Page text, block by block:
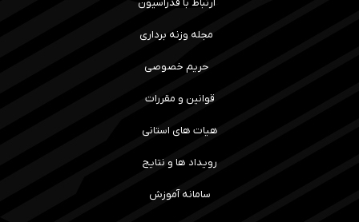
ارتباط با فدراسیون
مجله وزنه برداری
حریم خصوصی
قوانین و مقررات
هیات های استانی
رویداد ها و نتایج
سامانه آموزش